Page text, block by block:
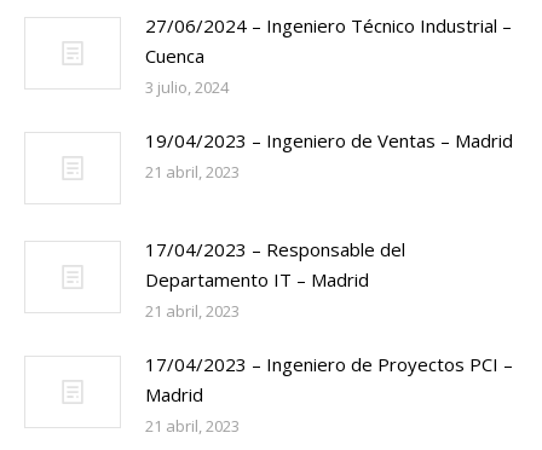
27/06/2024 – Ingeniero Técnico Industrial –
Cuenca
3 julio, 2024
19/04/2023 – Ingeniero de Ventas – Madrid
21 abril, 2023
17/04/2023 – Responsable del
Departamento IT – Madrid
21 abril, 2023
17/04/2023 – Ingeniero de Proyectos PCI –
Madrid
21 abril, 2023